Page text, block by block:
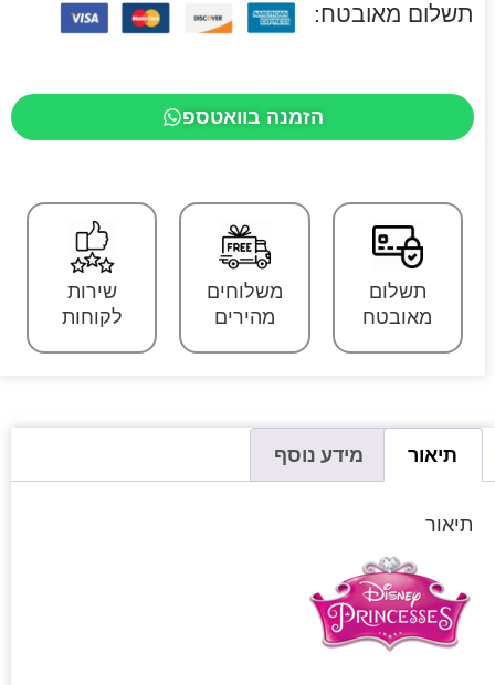
תשלום מאובטח:
הזמנה בוואטספ
תשלום
מאובטח
משלוחים
מהירים
שירות
לקוחות
תיאור מידע נוסף
תיאור